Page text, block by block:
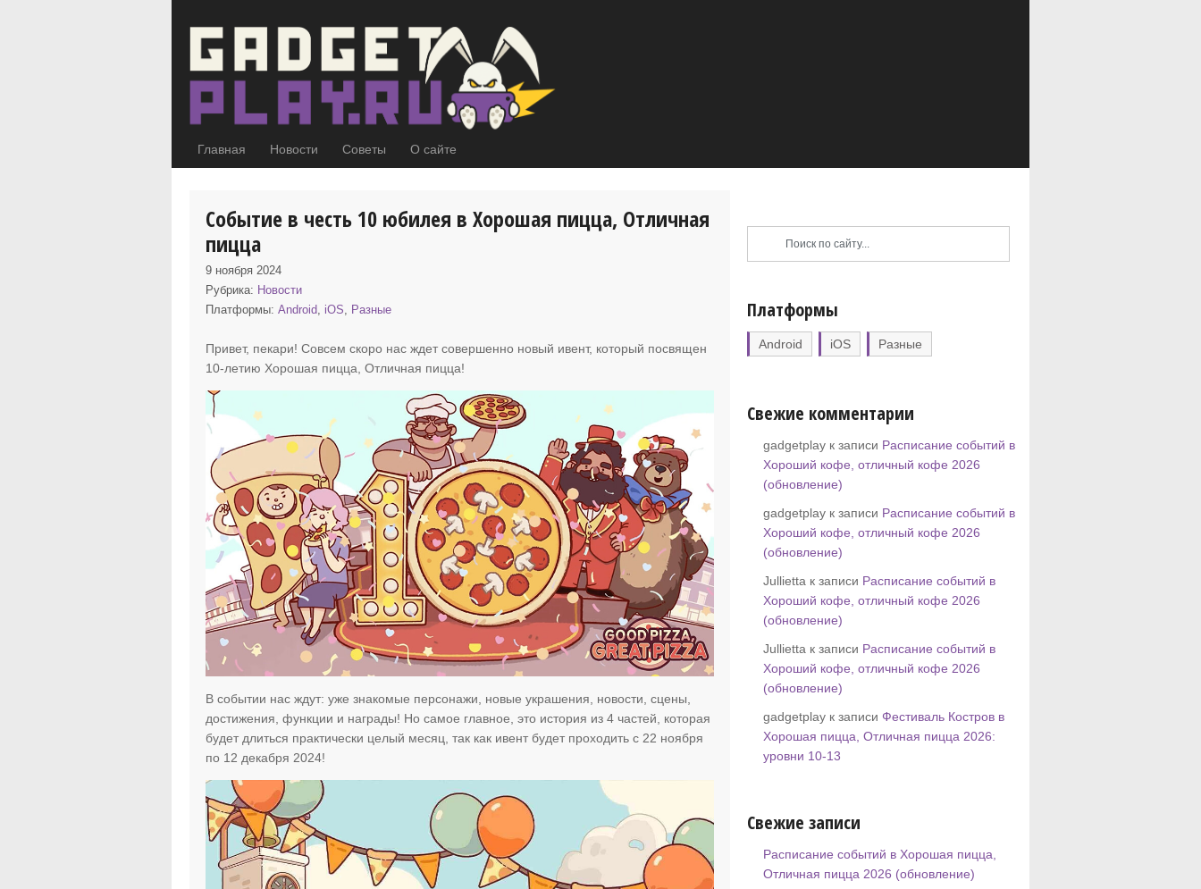
Главная Новости Советы О сайте
Событие в честь 10 юбилея в Хорошая пицца, Отличная
пицца
9 ноября 2024
Рубрика: Новости
Платформы:Android, iOS, Разные
Привет, пекари! Совсем скоро нас ждет совершенно новый ивент, который посвящен
10-летию Хорошая пицца, Отличная пицца!
В событии нас ждут: уже знакомые персонажи, новые украшения, новости, сцены,
достижения, функции и награды! Но самое главное, это история из 4 частей, которая
будет длиться практически целый месяц, так как ивент будет проходить с 22 ноября
по 12 декабря 2024!
Платформы
Android iOS Разные
Свежие комментарии
gadgetplay к записи Расписание событий в
Хороший кофе, отличный кофе 2026
(обновление)
gadgetplay к записи Расписание событий в
Хороший кофе, отличный кофе 2026
(обновление)
Jullietta к записи Расписание событий в
Хороший кофе, отличный кофе 2026
(обновление)
Jullietta к записи Расписание событий в
Хороший кофе, отличный кофе 2026
(обновление)
gadgetplay к записи Фестиваль Костров в
Хорошая пицца, Отличная пицца 2026:
уровни 10-13
Свежие записи
Расписание событий в Хорошая пицца,
Отличная пицца 2026 (обновление)